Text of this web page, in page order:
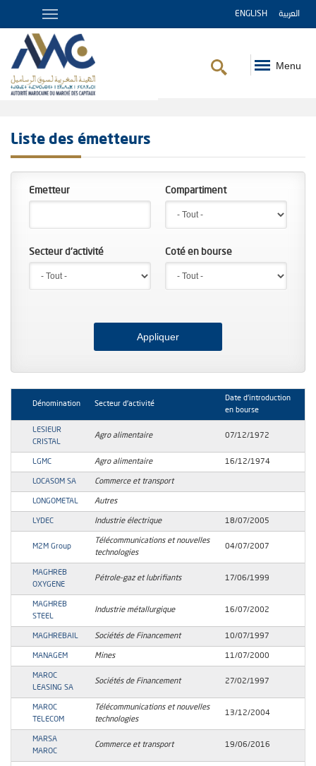
ENGLISH العربية
Menu
Liste des émetteurs
Emetteur Compartiment
Secteur d'activité Coté en bourse
Dénomination Secteur d'activité
Date d'introduction
en bourse
LESIEUR
CRISTAL
Agro alimentaire 07/12/1972
LGMC Agro alimentaire 16/12/1974
LOCASOM SA Commerce et transport
LONGOMETAL Autres
LYDEC Industrie électrique 18/07/2005
M2M Group
Télécommunications et nouvelles
technologies
04/07/2007
MAGHREB
OXYGENE
Pétrole-gaz et lubrifiants 17/06/1999
MAGHREB
STEEL
Industrie métallurgique 16/07/2002
MAGHREBAIL Sociétés de Financement 10/07/1997
MANAGEM Mines 11/07/2000
MAROC
LEASING SA
Sociétés de Financement 27/02/1997
MAROC
TELECOM
Télécommunications et nouvelles
technologies
13/12/2004
MARSA
MAROC
Commerce et transport 19/06/2016